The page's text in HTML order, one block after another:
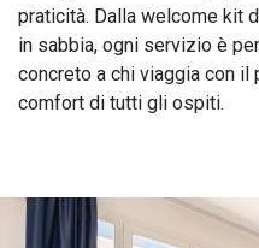
praticità. Dalla welcome kit
in sabbia, ogni servizio è
concreto a chi viaggia con
comfort di tutti gli ospiti.